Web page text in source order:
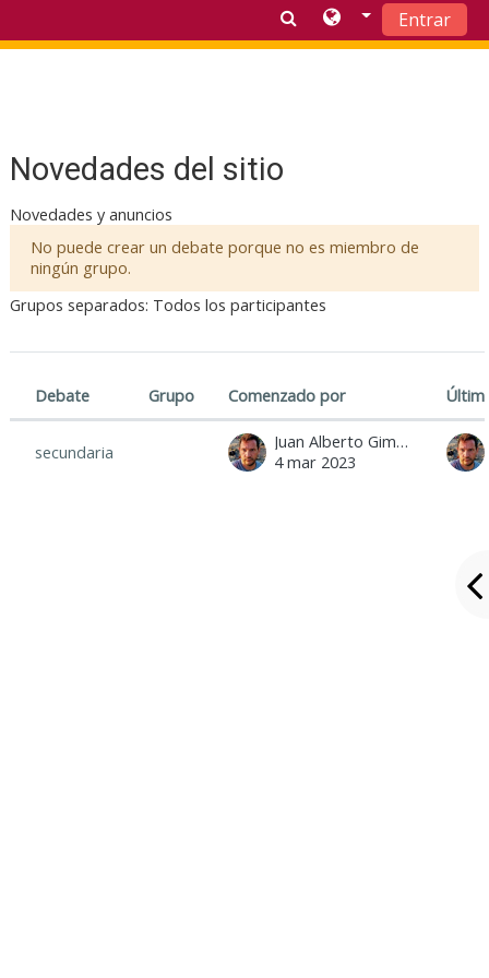
Entrar
Novedades del sitio
Novedades y anuncios
No puede crear un debate porque no es miembro de
ningún grupo.
Grupos separados: Todos los participantes
Mostrando 1 de 1 discusiones
Estado
Debate Grupo Comenzado por
secundaria
Juan Alberto Giménez
4 mar 2023